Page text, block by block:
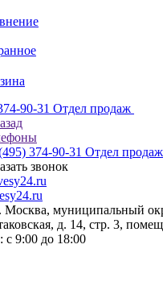
90-31 Отдел продаж
374-90-31 Отдел продаж
звонок
Москва, муниципальный
д. 14, стр. 3,
9:00 до 18:00